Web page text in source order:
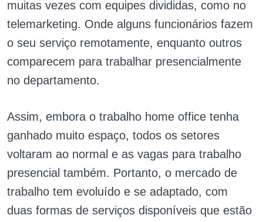
muitas vezes com equipes divididas, como no
telemarketing. Onde alguns funcionários fazem
o seu serviço remotamente, enquanto outros
comparecem para trabalhar presencialmente
no departamento.
Assim, embora o trabalho home office tenha
ganhado muito espaço, todos os setores
voltaram ao normal e as vagas para trabalho
presencial também. Portanto, o mercado de
trabalho tem evoluído e se adaptado, com
duas formas de serviços disponíveis que estão